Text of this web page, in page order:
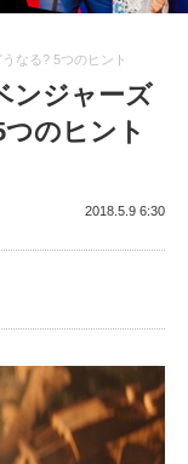
なる? 5つのヒント
ンジャーズ
のヒント
2018.5.9 6:30